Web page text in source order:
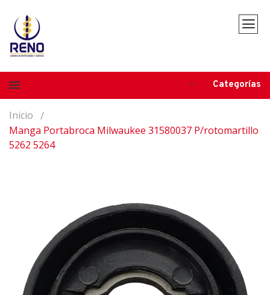
Categorías
Inicio
Manga Portabroca Milwaukee 31580037 P/rotomartillo
5262 5264